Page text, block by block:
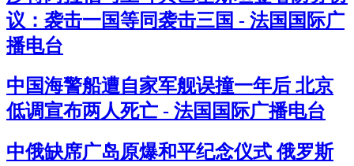
议：袭击一国等同袭击三国 - 法国国际广
播电台
中国海警船遭自家军舰误撞一年后 北京
低调宣布两人死亡 - 法国国际广播电台
中俄缺席广岛原爆和平纪念仪式 俄罗斯